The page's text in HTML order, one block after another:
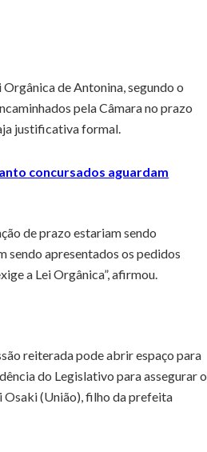
de Antonina, segundo o
pela Câmara no prazo
justificativa formal.
concursados aguardam
de prazo estariam sendo
sendo apresentados os pedidos
a Lei Orgânica”, afirmou.
reiterada pode abrir espaço para
do Legislativo para assegurar o
Osaki (União), filho da prefeita